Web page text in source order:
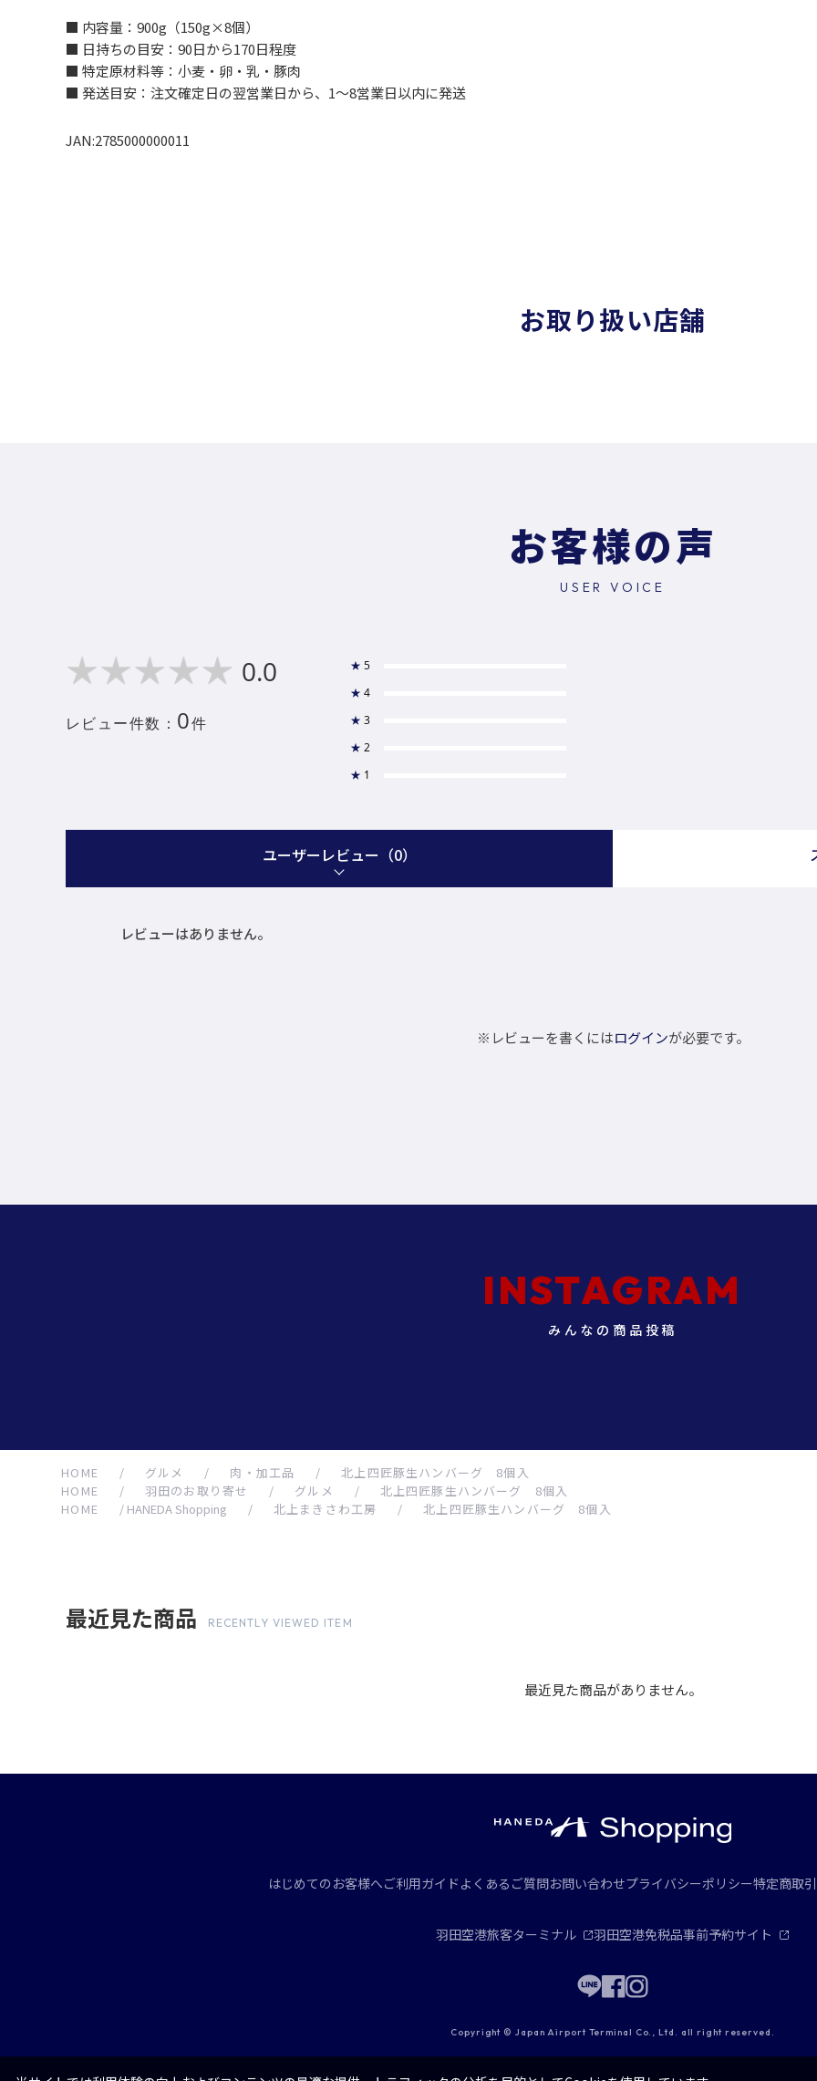
■ 内容量：900g（150g×8個）
■ 日持ちの目安：90日から170日程度
■ 特定原材料等：小麦・卵・乳・豚肉
■ 発送目安：注文確定日の翌営業日から、1～8営業日以内に発送
JAN:2785000000011
お取り扱い店舗
HOME / グルメ / 肉・加工品 /
北上四匠豚生ハンバーグ 8個入
HOME
/ 羽田のお取り寄せ / グルメ /
北上四匠豚生ハンバーグ 8個入
HOME
/ HANEDA Shopping / 北上まきさわ工房 / 北上四匠豚生ハンバーグ 8個入
お客様の声
USER VOICE
0.0
レビュー件数： 0件
★ 5
★ 4
★ 3
★ 2
★ 1
ユーザーレビュー （0）
レビューはありません。
※レビューを書くにはログインが必要です。
INSTAGRAM
みんなの商品投稿
最近見た商品 RECENTLY VIEWED ITEM
最近見た商品がありません。
はじめてのお客様へご利用ガイド よくあるご質問お問い合わせプライバシーポリシー特定商取
羽田空港旅客ターミナル 羽田空港免税品事前予約サイト
Copyright © Japan Airport Terminal Co., Ltd. all right reserved.